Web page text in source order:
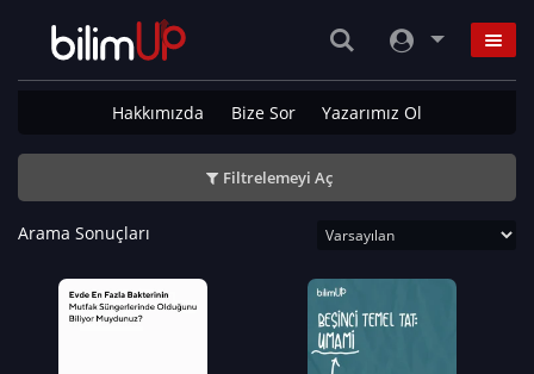
Hakkımızda Bize Sor Yazarımız Ol
Filtrelemeyi Aç
Arama Sonuçları